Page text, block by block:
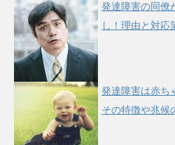
発達障害の同僚
し！理由と対応
発達障害は赤ち
その特徴や兆候